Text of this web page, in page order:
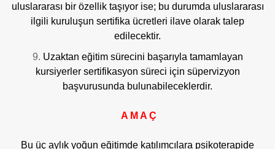
uluslararası bir özellik taşıyor ise; bu durumda uluslararası
ilgili kuruluşun sertifika ücretleri ilave olarak talep
edilecektir.
Uzaktan eğitim sürecini başarıyla tamamlayan
kursiyerler sertifikasyon süreci için süpervizyon
başvurusunda bulunabileceklerdir.
A M A Ç
Bu üç aylık yoğun eğitimde katılımcılara psikoterapide